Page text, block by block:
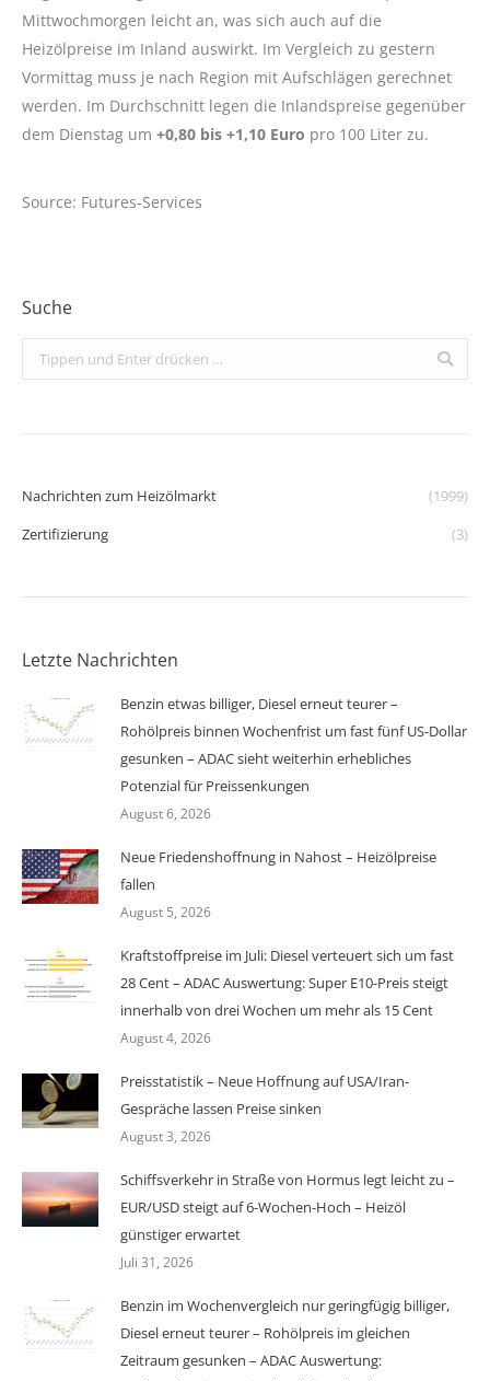
Mittwochmorgen leicht an, was sich auch auf die
Heizölpreise im Inland auswirkt. Im Vergleich zu gestern
Vormittag muss je nach Region mit Aufschlägen gerechnet
werden. Im Durchschnitt legen die Inlandspreise gegenüber
dem Dienstag um +0,80 bis +1,10 Euro pro 100 Liter zu.
Source: Futures-Services
Suche
Search:
Nachrichten zum Heizölmarkt
(1999)
Zertifizierung
(3)
Letzte Nachrichten
Benzin etwas billiger, Diesel erneut teurer –
Rohölpreis binnen Wochenfrist um fast fünf US-Dollar
gesunken – ADAC sieht weiterhin erhebliches
Potenzial für Preissenkungen
August 6, 2026
Neue Friedenshoffnung in Nahost – Heizölpreise
fallen
August 5, 2026
Kraftstoffpreise im Juli: Diesel verteuert sich um fast
28 Cent – ADAC Auswertung: Super E10-Preis steigt
innerhalb von drei Wochen um mehr als 15 Cent
August 4, 2026
Preisstatistik – Neue Hoffnung auf USA/Iran-
Gespräche lassen Preise sinken
August 3, 2026
Schiffsverkehr in Straße von Hormus legt leicht zu –
EUR/USD steigt auf 6-Wochen-Hoch – Heizöl
günstiger erwartet
Juli 31, 2026
Benzin im Wochenvergleich nur geringfügig billiger,
Diesel erneut teurer – Rohölpreis im gleichen
Zeitraum gesunken – ADAC Auswertung: